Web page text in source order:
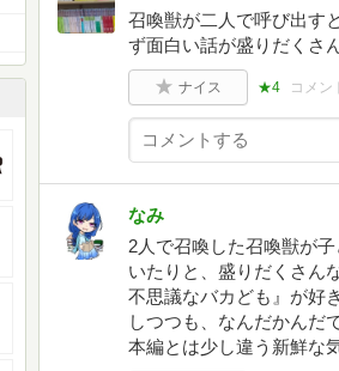
召喚獣が二人で呼び出す
ず面白い話が盛りだくさ
ナイス ★4 コメン
なみ
2人で召喚した召喚獣が
いたりと、盛りだくさん
不思議なバカども』が好
しつつも、なんだかんだ
本編とは少し違う新鮮な